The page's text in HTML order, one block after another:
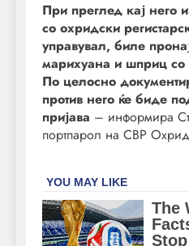
При преглед кај него
со охридски
управувал, биле
марихуана и шприц со
По целосно
против него ќе биде
пријава – информира
портпарол на СВР